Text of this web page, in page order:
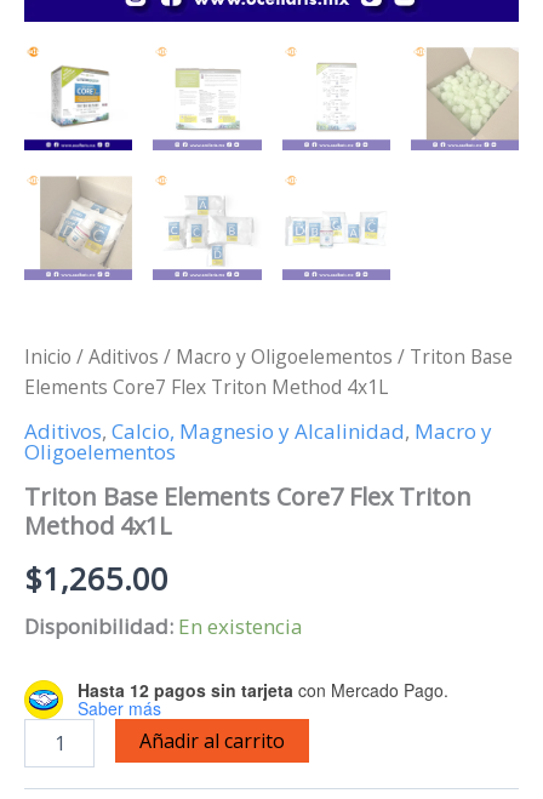
Inicio /Aditivos / Macro y Oligoelementos / Triton Base
Elements Core7 Flex Triton Method 4x1L
Aditivos, Calcio, Magnesio y Alcalinidad, Macro y
Oligoelementos
Triton Base Elements Core7 Flex Triton
Method 4x1L
$1,265.00
Disponibilidad: En existencia
Hasta 12 pagos sin tarjeta con Mercado Pago.
Saber más
Base
Añadir al carrito